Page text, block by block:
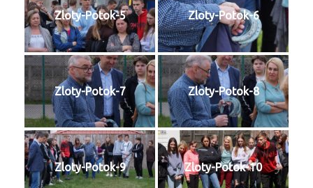
Zloty-Potok-5 Zloty-Potok-6
Zloty-Potok-7 Zloty-Potok-8
Zloty-Potok-9 Zloty-Potok-10